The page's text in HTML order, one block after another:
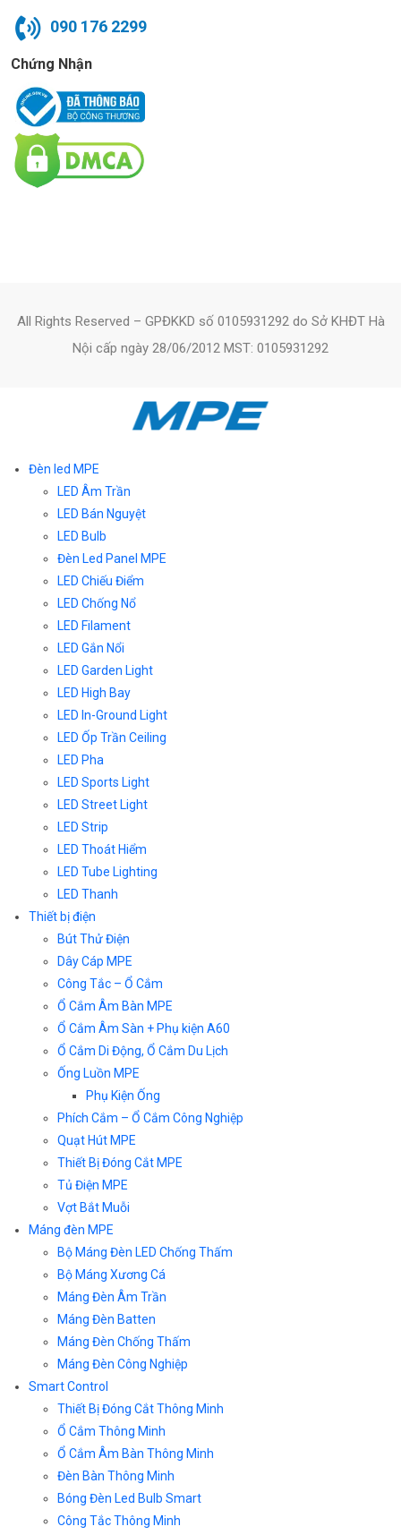
090 176 2299
Chứng Nhận
All Rights Reserved – GPĐKKD số 0105931292 do Sở KHĐT Hà
Nội cấp ngày 28/06/2012 MST: 0105931292
Đèn led MPE
LED Âm Trần
LED Bán Nguyệt
LED Bulb
Đèn Led Panel MPE
LED Chiếu Điểm
LED Chống Nổ
LED Filament
LED Gắn Nổi
LED Garden Light
LED High Bay
LED In-Ground Light
LED Ốp Trần Ceiling
LED Pha
LED Sports Light
LED Street Light
LED Strip
LED Thoát Hiểm
LED Tube Lighting
LED Thanh
Thiết bị điện
Bút Thử Điện
Dây Cáp MPE
Công Tắc – Ổ Cắm
Ổ Cắm Âm Bàn MPE
Ổ Cắm Âm Sàn + Phụ kiện A60
Ổ Cắm Di Động, Ổ Cắm Du Lịch
Ống Luồn MPE
Phụ Kiện Ống
Phích Cắm – Ổ Cắm Công Nghiệp
Quạt Hút MPE
Thiết Bị Đóng Cắt MPE
Tủ Điện MPE
Vợt Bắt Muỗi
Máng đèn MPE
Bộ Máng Đèn LED Chống Thấm
Bộ Máng Xương Cá
Máng Đèn Âm Trần
Máng Đèn Batten
Máng Đèn Chống Thấm
Máng Đèn Công Nghiệp
Smart Control
Thiết Bị Đóng Cắt Thông Minh
Ổ Cắm Thông Minh
Ổ Cắm Âm Bàn Thông Minh
Đèn Bàn Thông Minh
Bóng Đèn Led Bulb Smart
Công Tắc Thông Minh